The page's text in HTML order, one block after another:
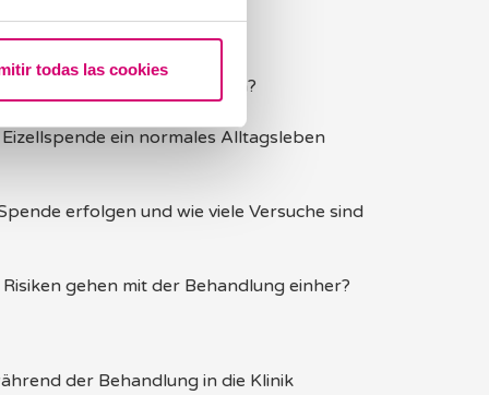
todas las cookies
empfohlen?
sind vorab erforderlich?
ein normales Alltagsleben
erfolgen und wie viele Versuche sind
gehen mit der Behandlung einher?
der Behandlung in die Klinik